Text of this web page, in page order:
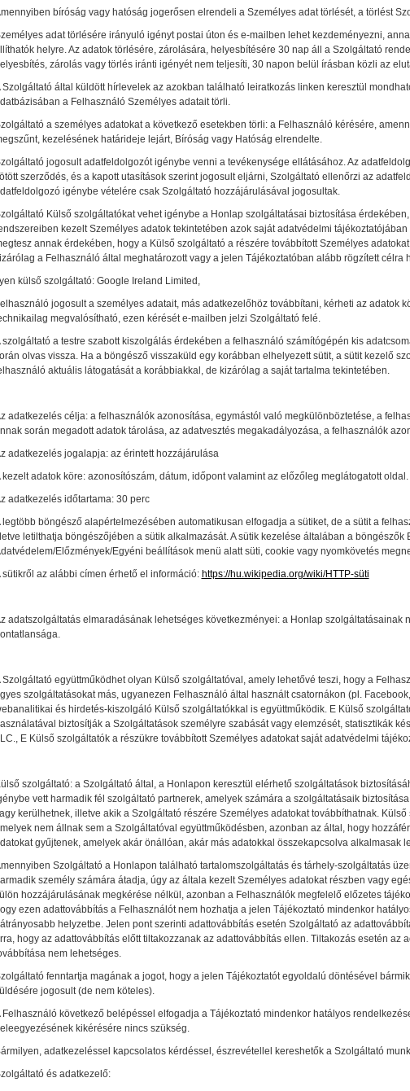
bíróság vagy hatóság jogerősen elrendeli a Személyes adat törlését, a törlést
adat törlésére irányuló igényt postai úton és e-mailben lehet kezdeményezni,
helyre. Az adatok törlésére, zárolására, helyesbítésére 30 nap áll a Szolgáltató
zárolás vagy törlés iránti igényét nem teljesíti, 30 napon belül írásban közli az
Szolgáltató által küldött hírlevelek az azokban található leiratkozás linken keresztül
a Felhasználó Személyes adatait törli.
a személyes adatokat a következő esetekben törli: a Felhasználó kérésére,
kezelésének határideje lejárt, Bíróság vagy Hatóság elrendelte.
jogosult adatfeldolgozót igénybe venni a tevékenysége ellátásához. Az
szerződés, és a kapott utasítások szerint jogosult eljárni, Szolgáltató ellenőrzi az
igénybe vételére csak Szolgáltató hozzájárulásával jogosultak.
Külső szolgáltatókat vehet igénybe a Honlap szolgáltatásai biztosítása
kezelt Személyes adatok tekintetében azok saját adatvédelmi
annak érdekében, hogy a Külső szolgáltató a részére továbbított Személyes
a Felhasználó által meghatározott vagy a jelen Tájékoztatóban alább rögzített célra
Ilyen külső szolgáltató: Google Ireland Limited,
jogosult a személyes adatait, más adatkezelőhöz továbbítani, kérheti az adatok
megvalósítható, ezen kérését e-mailben jelzi Szolgáltató felé.
szolgáltató a testre szabott kiszolgálás érdekében a felhasználó számítógépén kis
olvas vissza. Ha a böngésző visszaküld egy korábban elhelyezett sütit, a sütit kezelő
aktuális látogatását a korábbiakkal, de kizárólag a saját tartalma tekintetében.
adatkezelés célja: a felhasználók azonosítása, egymástól való megkülönböztetése, a
során megadott adatok tárolása, az adatvesztés megakadályozása, a felhasználók
adatkezelés jogalapja: az érintett hozzájárulása
kezelt adatok köre: azonosítószám, dátum, időpont valamint az előzőleg meglátogatott oldal.
adatkezelés időtartama: 30 perc
legtöbb böngésző alapértelmezésében automatikusan elfogadja a sütiket, de a sütit a
letilthatja böngészőjében a sütik alkalmazását. A sütik kezelése általában a böngészők
Előzmények/Egyéni beállítások menü alatt süti, cookie vagy nyomkövetés
sütikről az alábbi címen érhető el információ: https://hu.wikipedia.org/wiki/HTTP-süti
adatszolgáltatás elmaradásának lehetséges következményei: a Honlap
Szolgáltató együttműködhet olyan Külső szolgáltatóval, amely lehetővé teszi, hogy a
szolgáltatásokat más, ugyanezen Felhasználó által használt csatornákon (pl.
és hirdetés-kiszolgáló Külső szolgáltatókkal is együttműködik. E Külső
biztosítják a Szolgáltatások személyre szabását vagy elemzését, statisztikák
E Külső szolgáltatók a részükre továbbított Személyes adatokat saját adatvédelmi
szolgáltató: a Szolgáltató által, a Honlapon keresztül elérhető szolgáltatások
vett harmadik fél szolgáltató partnerek, amelyek számára a szolgáltatásaik
kerülhetnek, illetve akik a Szolgáltató részére Személyes adatokat továbbíthatnak.
nem állnak sem a Szolgáltatóval együttműködésben, azonban az által, hogy
gyűjtenek, amelyek akár önállóan, akár más adatokkal összekapcsolva alkalmasak
Szolgáltató a Honlapon található tartalomszolgáltatás és tárhely-szolgáltatás
személy számára átadja, úgy az általa kezelt Személyes adatokat részben vagy
hozzájárulásának megkérése nélkül, azonban a Felhasználók megfelelő előzetes
ezen adattovábbítás a Felhasználót nem hozhatja a jelen Tájékoztató mindenkor
helyzetbe. Jelen pont szerinti adattovábbítás esetén Szolgáltató az
hogy az adattovábbítás előtt tiltakozzanak az adattovábbítás ellen. Tiltakozás esetén az
nem lehetséges.
fenntartja magának a jogot, hogy a jelen Tájékoztatót egyoldalú döntésével
jogosult (de nem köteles).
Felhasználó következő belépéssel elfogadja a Tájékoztató mindenkor hatályos
kikérésére nincs szükség.
adatkezeléssel kapcsolatos kérdéssel, észrevétellel kereshetők a Szolgáltató
és adatkezelő: